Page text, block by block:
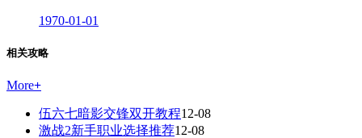
1970-01-01
相关攻略
More+
伍六七暗影交锋双开教程12-08
激战2新手职业选择推荐12-08